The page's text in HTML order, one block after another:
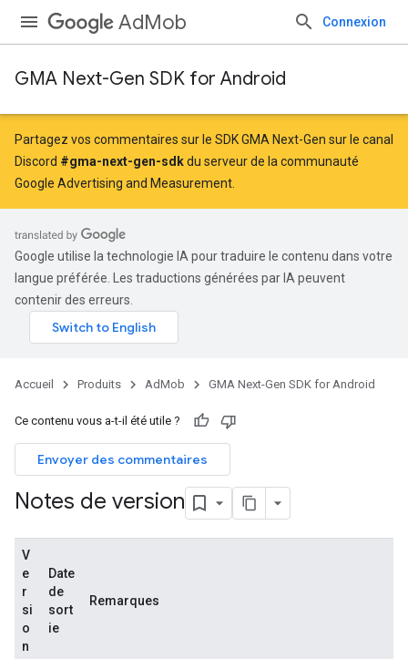
AdMob Connexion
GMA Next-Gen SDK for Android
Partagez vos commentaires sur le SDK GMA Next-Gen sur le canal
Discord #gma-next-gen-sdkdu serveur de la communauté
Google Advertising and Measurement.
Google utilise la technologie IA pour traduire le contenu dans votre
langue préférée. Les traductions générées par IA peuvent
contenir des erreurs.
Accueil Produits AdMob GMA Next-Gen SDK for Android
Ce contenu vous a-t-il été utile ?
Envoyer des commentaires
Notes de version
V
e
r
si
o
n
Date
de
sort
ie
Remarques